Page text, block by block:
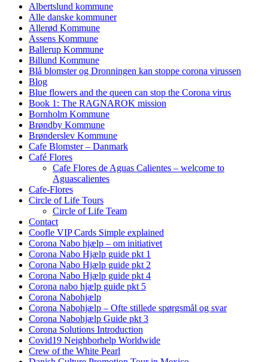
Albertslund kommune
Alle danske kommuner
Allerød Kommune
Assens Kommune
Ballerup Kommune
Billund Kommune
Blå blomster og Dronningen kan stoppe corona virussen
Blog
Blue flowers and the queen can stop the Corona virus
Book 1: The RAGNAROK mission
Bornholm Kommune
Brøndby Kommune
Brønderslev Kommune
Cafe Blomster – Danmark
Café Flores
Cafe Flores de Aguas Calientes – welcome to
Aguascalientes
Cafe-Flores
Circle of Life Tours
Circle of Life Team
Contact
Coofle VIP Cards Simple explained
Corona Nabo hjælp – om initiativet
Corona Nabo Hjælp guide pkt 1
Corona Nabo Hjælp guide pkt 2
Corona Nabo Hjælp guide pkt 4
Corona nabo hjælp guide pkt 5
Corona Nabohjælp
Corona Nabohjælp – Ofte stillede spørgsmål og svar
Corona Nabohjælp Guide pkt 3
Corona Solutions Introduction
Covid19 Neighborhelp Worldwide
Crew of the White Pearl